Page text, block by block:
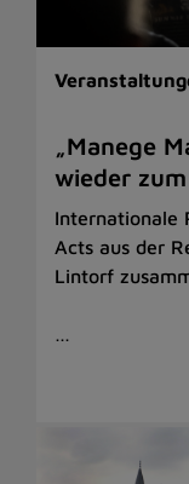
„Manege
wieder
Internationale
Acts aus der
Lintorf
…